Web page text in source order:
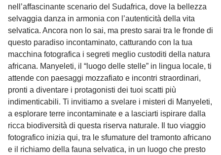
nell’affascinante scenario del Sudafrica, dove la bellezza
selvaggia danza in armonia con l’autenticità della vita
selvatica. Ancora non lo sai, ma presto sarai tra le fronde di
questo paradiso incontaminato, catturando con la tua
macchina fotografica i segreti meglio custoditi della natura
africana. Manyeleti, il “luogo delle stelle” in lingua locale, ti
attende con paesaggi mozzafiato e incontri straordinari,
pronti a diventare i protagonisti dei tuoi scatti più
indimenticabili. Ti invitiamo a svelare i misteri di Manyeleti,
a esplorare terre incontaminate e a lasciarti ispirare dalla
ricca biodiversità di questa riserva naturale. Il tuo viaggio
fotografico inizia qui, tra le sfumature del tramonto africano
e il richiamo della fauna selvatica, in un luogo che presto